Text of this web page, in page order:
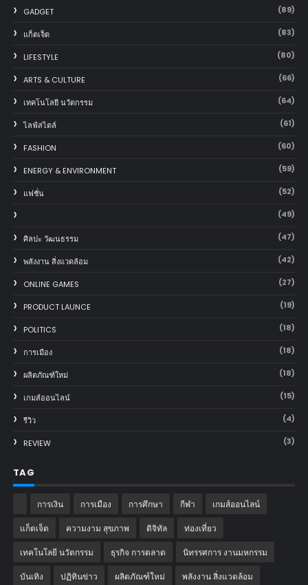
GADGET (89)
แก็ตเจ็ต (83)
LIFESTYLE (80)
ARTS & CULTURE (66)
เทคโนโลยี นวัตกรรม (64)
ไลฟ์สไตล์ (61)
FASHION (60)
ENERGY & ENVIRONMENT (59)
แฟชั่น (52)
(49)
ศิลปะ วัฒนธรรม (47)
พลังงาน สิ่งแวดล้อม (42)
ONLINE GAMES (27)
PRODUCT LAUNCE (19)
POLITICS (18)
การเมือง (18)
ผลิตภัณฑ์ใหม่ (18)
เกมส์ออนไลน์ (15)
รีวิว (4)
REVIEW (3)
TAG
การเงิน การเมือง การศึกษา กีฬา เกมส์ออนไลน์
แก็ตเจ็ต ความงาม สุขภาพ ดิจิทัล ท่องเที่ยว
เทคโนโลยี นวัตกรรม ธุรกิจ การตลาด นิทรรศการ งานมหกรรม
บันเทิง ปฏิทินข่าว ผลิตภัณฑ์ใหม่ พลังงาน สิ่งแวดล้อม